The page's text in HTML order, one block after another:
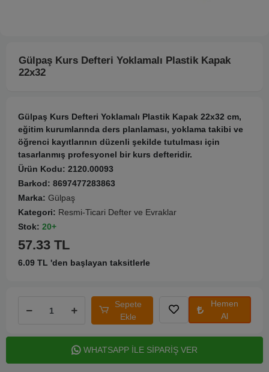
Gülpaş Kurs Defteri Yoklamalı Plastik Kapak
22x32
Gülpaş Kurs Defteri Yoklamalı Plastik Kapak 22x32 cm,
eğitim kurumlarında ders planlaması, yoklama takibi ve
öğrenci kayıtlarının düzenli şekilde tutulması için
tasarlanmış profesyonel bir kurs defteridir.
Ürün Kodu: 2120.00093
Barkod: 8697477283863
Marka: Gülpaş
Kategori: Resmi-Ticari Defter ve Evraklar
Stok: 20+
57.33 TL
6.09 TL 'den başlayan taksitlerle
Sepete
Ekle
Hemen
Al
WHATSAPP İLE SİPARİŞ VER